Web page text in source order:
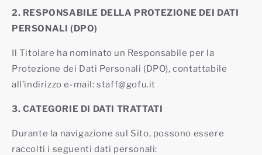
2. RESPONSABILE DELLA PROTEZIONE DEI DATI
PERSONALI (DPO)
Il Titolare ha nominato un Responsabile per la
Protezione dei Dati Personali (DPO), contattabile
all’indirizzo e-mail: staff@gofu.it
3. CATEGORIE DI DATI TRATTATI
Durante la navigazione sul Sito, possono essere
raccolti i seguenti dati personali: